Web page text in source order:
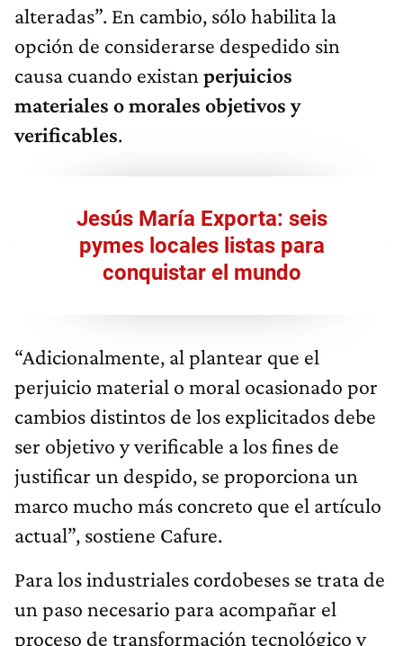
alteradas”. En cambio, sólo habilita la
opción de considerarse despedido sin
causa cuando existan perjuicios
materiales o morales objetivos y
verificables.
Jesús María Exporta: seis
pymes locales listas para
conquistar el mundo
“Adicionalmente, al plantear que el
perjuicio material o moral ocasionado por
cambios distintos de los explicitados debe
ser objetivo y verificable a los fines de
justificar un despido, se proporciona un
marco mucho más concreto que el artículo
actual”, sostiene Cafure.
Para los industriales cordobeses se trata de
un paso necesario para acompañar el
proceso de transformación tecnológico y